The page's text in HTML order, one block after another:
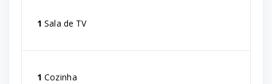
1 Sala de TV
1 Cozinha